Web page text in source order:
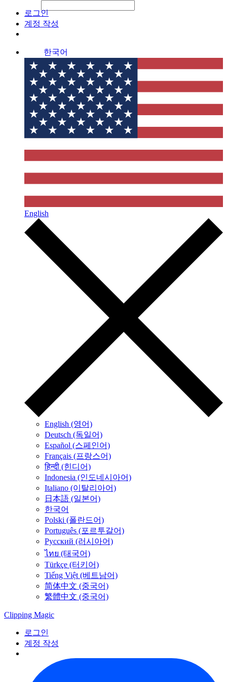
로그인
계정 작성
한국어
English
English (영어)
Deutsch (독일어)
Español (스페인어)
Français (프랑스어)
हिन्दी (힌디어)
Indonesia (인도네시아어)
Italiano (이탈리아어)
日本語 (일본어)
한국어
Polski (폴란드어)
Português (포르투갈어)
Русский (러시아어)
ไทย (태국어)
Türkçe (터키어)
Tiếng Việt (베트남어)
简体中文 (중국어)
繁體中文 (중국어)
Clipping Magic
로그인
계정 작성